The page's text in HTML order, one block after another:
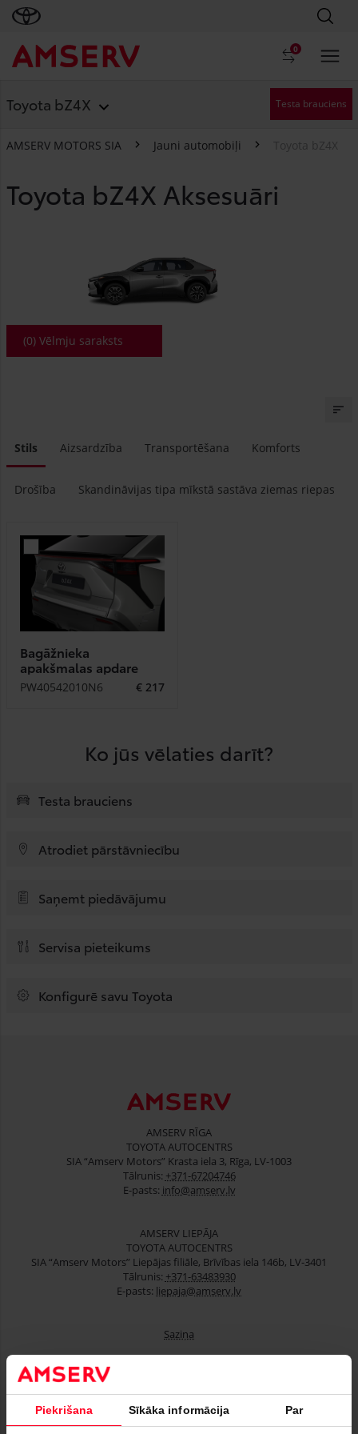
Piekrišana Sīkāka informācija Par
0
Toyota bZ4X Testa brauciens
AMSERV MOTORS SIA Jauni automobiļi Toyota bZ4X
Toyota bZ4X Aksesuāri
Toyota bZ4X
(0) Vēlmju saraksts
Stils Aizsardzība Transportēšana Komforts
Drošība Skandināvijas tipa mīkstā sastāva ziemas riepas
Bagāžnieka
apakšmalas apdare
PW40542010N6 € 217
Ko jūs vēlaties darīt?
Testa brauciens
Atrodiet pārstāvniecību
Saņemt piedāvājumu
Servisa pieteikums
Konfigurē savu Toyota
AMSERV RĪGA
TOYOTA AUTOCENTRS
SIA “Amserv Motors” Krasta iela 3, Rīga, LV-1003
Tālrunis: +371-67204746
E-pasts: info@amserv.lv
AMSERV LIEPĀJA
TOYOTA AUTOCENTRS
SIA “Amserv Motors” Liepājas filiāle, Brīvības iela 146b, LV-3401
Tālrunis: +371-63483930
E-pasts: liepaja@amserv.lv
Saziņa
Lietoti automobiļi
Finansēšana